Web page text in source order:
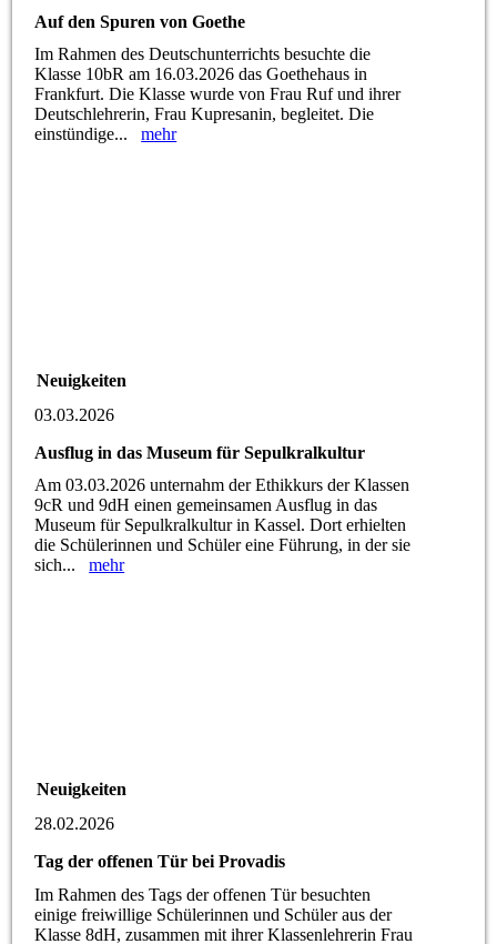
Auf den Spuren von Goethe
Im Rahmen des Deutschunterrichts besuchte die
Klasse 10bR am 16.03.2026 das Goethehaus in
Frankfurt. Die Klasse wurde von Frau Ruf und ihrer
Deutschlehrerin, Frau Kupresanin, begleitet. Die
einstündige...mehr
Neuigkeiten
03.03.2026
Ausflug in das Museum für Sepulkralkultur
Am 03.03.2026 unternahm der Ethikkurs der Klassen
9cR und 9dH einen gemeinsamen Ausflug in das
Museum für Sepulkralkultur in Kassel. Dort erhielten
die Schülerinnen und Schüler eine Führung, in der sie
sich...mehr
Neuigkeiten
28.02.2026
Tag der offenen Tür bei Provadis
Im Rahmen des Tags der offenen Tür besuchten
einige freiwillige Schülerinnen und Schüler aus der
Klasse 8dH, zusammen mit ihrer Klassenlehrerin Frau